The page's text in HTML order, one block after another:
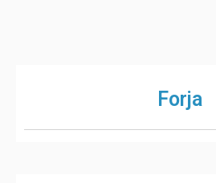
Forja